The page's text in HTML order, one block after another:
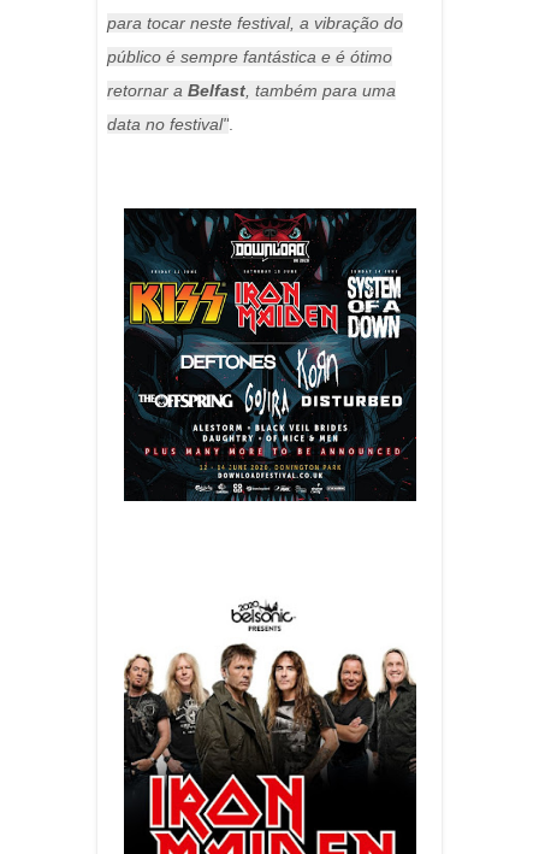
para tocar neste festival, a vibração do
público é sempre fantástica e é ótimo
retornar a Belfast , também para uma
data no festival"